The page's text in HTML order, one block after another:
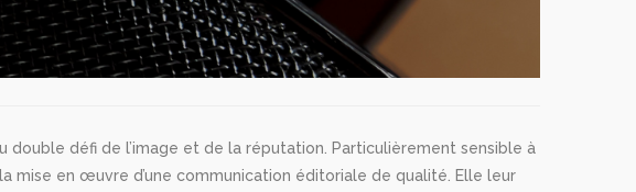
défi de l’image et de la réputation. Particulièrement sensible à
mise en œuvre d’une communication éditoriale de qualité. Elle leur